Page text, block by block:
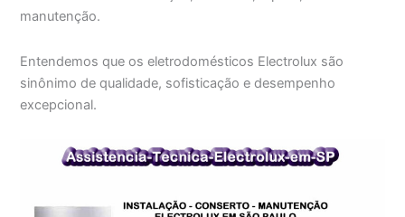
manutenção.
Entendemos que os eletrodomésticos Electrolux são
sinônimo de qualidade, sofisticação e desempenho
excepcional.